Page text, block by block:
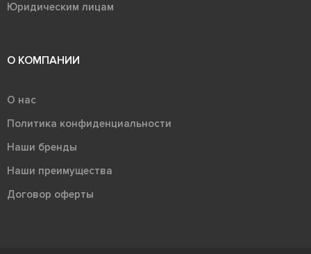
Юридическим лицам
О КОМПАНИИ
О нас
Политика конфиденциальности
Наши бренды
Наши преимущества
Договор оферты